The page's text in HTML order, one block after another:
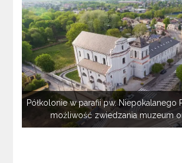
Półkolonie w parafii pw. Niepokalanego
możliwość zwiedzania muzeum